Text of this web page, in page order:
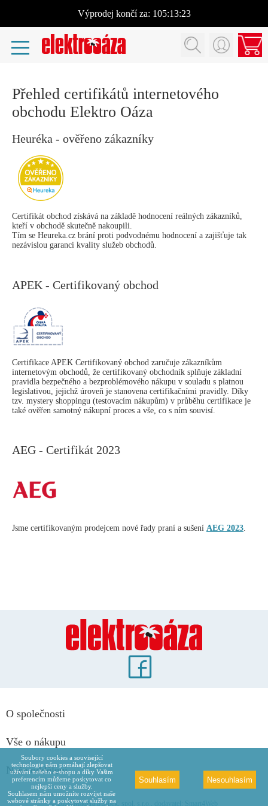
Výprodej končí za: 105:13:23
Přehled certifikátů internetového
obchodu Elektro Oáza
Heuréka - ověřeno zákazníky
Certifikát obchod získává na základě hodnocení reálných zákazníků,
kteří v obchodě skutečně nakoupili.
Tím se Heureka.cz brání proti podvodnému hodnocení a zajišťuje tak
nezávislou garanci kvality služeb obchodů.
APEK - Certifikovaný obchod
Certifikace APEK Certifikovaný obchod zaručuje zákazníkům
internetovým obchodů, že certifikovaný obchodník splňuje základní
pravidla bezpečného a bezproblémového nákupu v souladu s platnou
legislativou, jejichž úroveň je stanovena certifikačními pravidly. Díky
tzv. mystery shoppingu (testovacím nákupům) v průběhu certifikace je
také ověřen samotný nákupní proces a vše, co s ním souvisí.
AEG - Certifikát 2023
Jsme certifikovaným prodejcem nové řady praní a sušení AEG 2023
O společnosti
Vše o nákupu
Naše oddělení
© 2026 Maděra a Šípek, spol. s.r.o., dodavatel: Smart4Web
Soubory cookies a související
technologie nám pomáhají zlepšovat
užívání našeho e-shopu a díky Vašim
preferencím můžeme poskytovat co
nejlepší ceny a služby.
Souhlasem nám umožníte rozvíjet naše
webové stránky a poskytovat služby na
Souhlasím Nesouhlasím